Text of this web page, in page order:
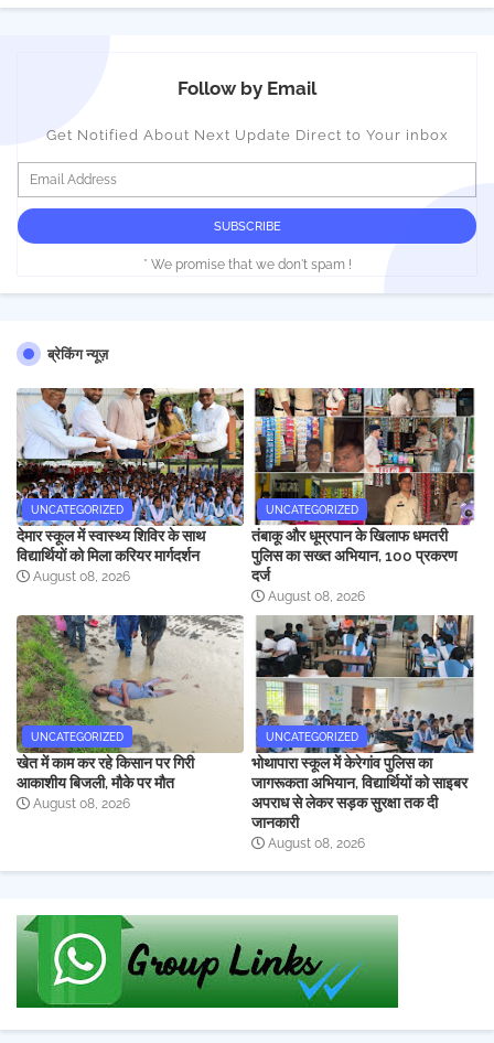
Follow by Email
Get Notified About Next Update Direct to Your inbox
* We promise that we don't spam !
ब्रेकिंग न्यूज़
UNCATEGORIZED
देमार स्कूल में स्वास्थ्य शिविर के साथ
विद्यार्थियों को मिला करियर मार्गदर्शन
August 08, 2026
UNCATEGORIZED
तंबाकू और धूम्रपान के खिलाफ धमतरी
पुलिस का सख्त अभियान, 100 प्रकरण
दर्ज
August 08, 2026
UNCATEGORIZED
खेत में काम कर रहे किसान पर गिरी
आकाशीय बिजली, मौके पर मौत
August 08, 2026
UNCATEGORIZED
भोथापारा स्कूल में केरेगांव पुलिस का
जागरूकता अभियान, विद्यार्थियों को साइबर
अपराध से लेकर सड़क सुरक्षा तक दी
जानकारी
August 08, 2026